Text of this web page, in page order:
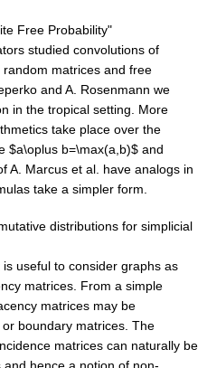
Free Probability"
studied convolutions of
matrices and free
and A. Rosenmann we
in the tropical setting. More
take place over the
$a\oplus b=\max(a,b)$ and
A. Marcus et al. have analogs in
take a simpler form.
distributions for simplicial
useful to consider graphs as
matrices. From a simple
matrices may be
or boundary matrices. The
matrices can naturally be